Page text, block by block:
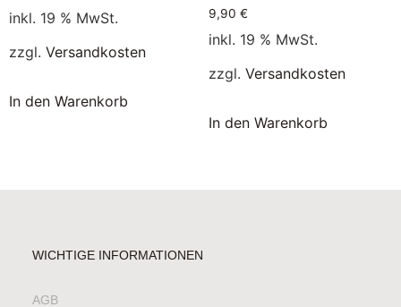
inkl. 19 % MwSt.
zzgl. Versandkosten
In den Warenkorb
9,90 €
inkl. 19 % MwSt.
zzgl. Versandkosten
In den Warenkorb
WICHTIGE INFORMATIONEN
AGB